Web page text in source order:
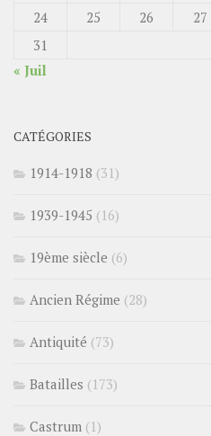
24
25 26 27
31
« Juil
CATÉGORIES
1914-1918 (31)
1939-1945 (16)
19ème siècle (6)
Ancien Régime (28)
Antiquité (73)
Batailles (173)
Castrum (1)